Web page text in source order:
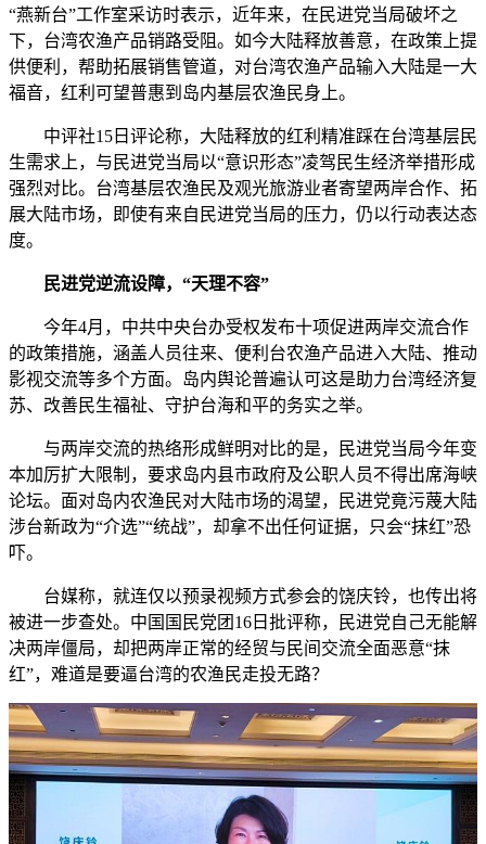
“燕新台”工作室采访时表示，近年来，在民进党当局破坏之
下，台湾农渔产品销路受阻。如今大陆释放善意，在政策上提
供便利，帮助拓展销售管道，对台湾农渔产品输入大陆是一大
福音，红利可望普惠到岛内基层农渔民身上。
中评社15日评论称，大陆释放的红利精准踩在台湾基层民
生需求上，与民进党当局以“意识形态”凌驾民生经济举措形成
强烈对比。台湾基层农渔民及观光旅游业者寄望两岸合作、拓
展大陆市场，即使有来自民进党当局的压力，仍以行动表达态
度。
民进党逆流设障，“天理不容”
今年4月，中共中央台办受权发布十项促进两岸交流合作
的政策措施，涵盖人员往来、便利台农渔产品进入大陆、推动
影视交流等多个方面。岛内舆论普遍认可这是助力台湾经济复
苏、改善民生福祉、守护台海和平的务实之举。
与两岸交流的热络形成鲜明对比的是，民进党当局今年变
本加厉扩大限制，要求岛内县市政府及公职人员不得出席海峡
论坛。面对岛内农渔民对大陆市场的渴望，民进党竟污蔑大陆
涉台新政为“介选”“统战”，却拿不出任何证据，只会“抹红”恐
吓。
台媒称，就连仅以预录视频方式参会的饶庆铃，也传出将
被进一步查处。中国国民党团16日批评称，民进党自己无能解
决两岸僵局，却把两岸正常的经贸与民间交流全面恶意“抹
红”，难道是要逼台湾的农渔民走投无路？